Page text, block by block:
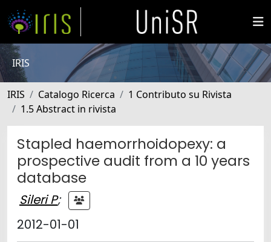
IRIS
IRIS Catalogo Ricerca
1 Contributo su Rivista
1.5 Abstract in rivista
Stapled haemorrhoidopexy: a
prospective audit from a 10 years
database
Sileri P;
2012-01-01